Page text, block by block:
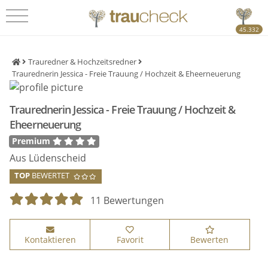
45.332
Trauredner & Hochzeitsredner
Traurednerin Jessica - Freie Trauung / Hochzeit & Eheerneuerung
Traurednerin Jessica - Freie Trauung / Hochzeit &
Eheerneuerung
Premium
Aus Lüdenscheid
TOP BEWERTET
11 Bewertungen
Kontaktieren Favorit Bewerten